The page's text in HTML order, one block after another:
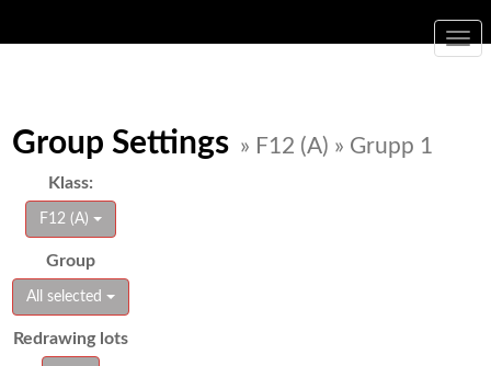
Group Settings » F12 (A) » Grupp 1
Klass:
F12 (A)
Group
All selected
Redrawing lots